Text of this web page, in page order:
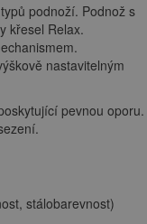
podnoží. Podnož s
křesel Relax.
nastavitelným
pevnou oporu.
stálobarevnost)